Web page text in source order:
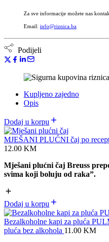
Za sve informacije možete nas
Email: info@riznica.ba
Podijeli
Kupljeno zajedno
Opis
Dodaj u korpu
MJEŠANI PLUĆNI čaj po
12.00 KM
Mješani plućni čaj Breuss
svima koji boluju od raka”.
Dodaj u korpu
Bezalkoholne kapi za pluća
pluća bez alkohola 11.00 KM